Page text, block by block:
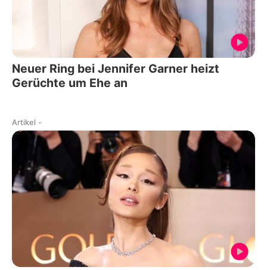
Neuer Ring bei Jennifer Garner heizt
Gerüchte um Ehe an
Artikel -